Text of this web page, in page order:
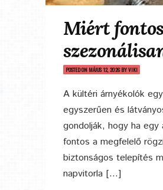
Miért
POSTED ON MÁJUS 12, 2026BYVIKI
A kültéri árnyékolók
egyszerűen és
gondolják, hogy ha egy
fontos a megfelelő
biztonságos telepítés
napvitorla […]